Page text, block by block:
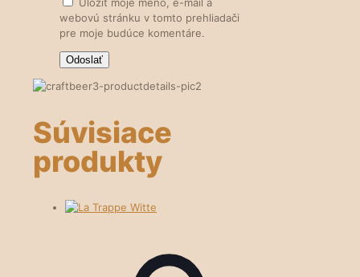
Uložiť moje meno, e-mail a
webovú stránku v tomto prehliadači
pre moje budúce komentáre.
Súvisiace
produkty